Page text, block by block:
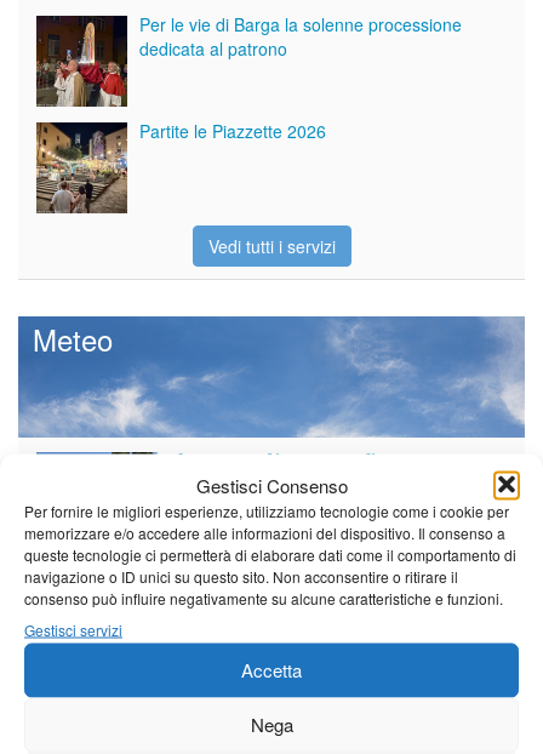
Gestisci Consenso
Per fornire le migliori esperienze, utilizziamo tecnologie come i cookie per
memorizzare e/o accedere alle informazioni del dispositivo. Il consenso a
queste tecnologie ci permetterà di elaborare dati come il comportamento di
navigazione o ID unici su questo sito. Non acconsentire o ritirare il
consenso può influire negativamente su alcune caratteristiche e funzioni.
Gestisci servizi
Accetta
Nega
Per le vie di Barga la solenne processione
dedicata al patrono
Partite le Piazzette 2026
Vedi tutti i servizi
Meteo
Il tempo di questo fine
settimana. temperature ancora
ben al di sopra dei valori
stagionali
Leggi tutto…
Domenica Lunedì Martedì
Borgo a Mozzano